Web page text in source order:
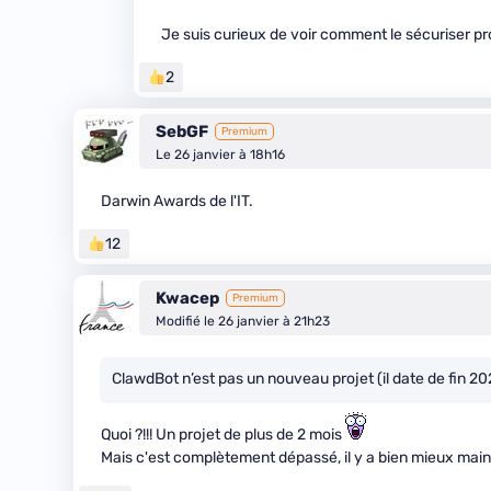
Je suis curieux de voir comment le sécuriser
2
SebGF Premium
Le 26 janvier à 18h16
Darwin Awards de l'IT.
12
Kwacep Premium
Modifié le 26 janvier à 21h23
ClawdBot n’est pas un nouveau projet (il date de fin
Quoi ?!!! Un projet de plus de 2 mois
Mais c'est complètement dépassé, il y a bien mieux